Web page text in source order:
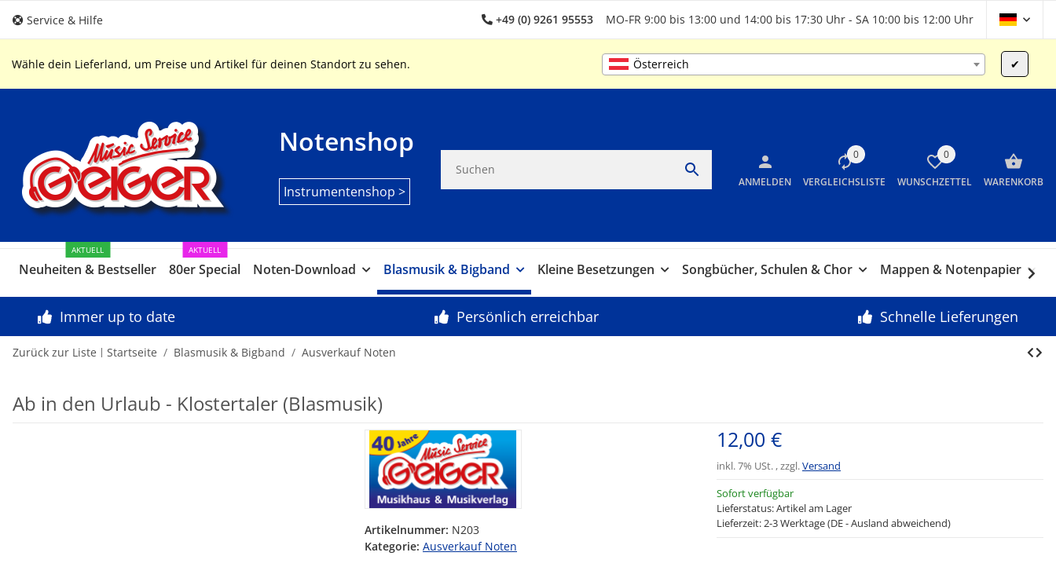
Service & Hilfe +49 (0) 9261 95553 MO-FR 9:00 bis 13:00 und 14:00 bis 17:30 Uhr - SA 10:00 bis 12:00 Uhr
Wähle dein Lieferland, um Preise und Artikel für deinen Standort zu sehen. Österreich ✔
Notenshop
Instrumentenshop >
ANMELDEN
0
VERGLEICHSLISTE
0
WUNSCHZETTEL WARENKORB
Neuheiten & Bestseller
AKTUELL
80er Special
AKTUELL
Noten-Download Blasmusik & Bigband Kleine Besetzungen Songbücher, Schulen & Chor Mappen & Notenpapier
Immer up to date Persönlich erreichbar Schnelle Lieferungen
Zurück zur Liste Startseite Blasmusik & Bigband Ausverkauf Noten
Ab in den Urlaub - Klostertaler (Blasmusik)
Artikelnummer: N203
Kategorie: Ausverkauf Noten
Sofort verfügbar
Lieferstatus: Artikel am Lager
Lieferzeit: 2-3 Werktage (DE - Ausland abweichend)
12,00 €
inkl. 7% USt. , zzgl.Versand